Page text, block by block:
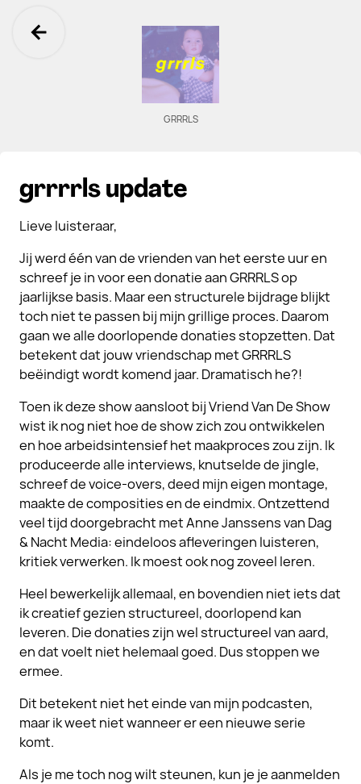
Ga terug
GRRRLS
grrrrls update
Lieve luisteraar,
Jij werd één van de vrienden van het eerste uur en
schreef je in voor een donatie aan GRRRLS op
jaarlijkse basis. Maar een structurele bijdrage blijkt
toch niet te passen bij mijn grillige proces. Daarom
gaan we alle doorlopende donaties stopzetten. Dat
betekent dat jouw vriendschap met GRRRLS
beëindigt wordt komend jaar. Dramatisch he?!
Toen ik deze show aansloot bij Vriend Van De Show
wist ik nog niet hoe de show zich zou ontwikkelen
en hoe arbeidsintensief het maakproces zou zijn. Ik
produceerde alle interviews, knutselde de jingle,
schreef de voice-overs, deed mijn eigen montage,
maakte de composities en de eindmix. Ontzettend
veel tijd doorgebracht met Anne Janssens van Dag
& Nacht Media: eindeloos afleveringen luisteren,
kritiek verwerken. Ik moest ook nog zoveel leren.
Heel bewerkelijk allemaal, en bovendien niet iets dat
ik creatief gezien structureel, doorlopend kan
leveren. Die donaties zijn wel structureel van aard,
en dat voelt niet helemaal goed. Dus stoppen we
ermee.
Dit betekent niet het einde van mijn podcasten,
maar ik weet niet wanneer er een nieuwe serie
komt.
Als je me toch nog wilt steunen, kun je je aanmelden